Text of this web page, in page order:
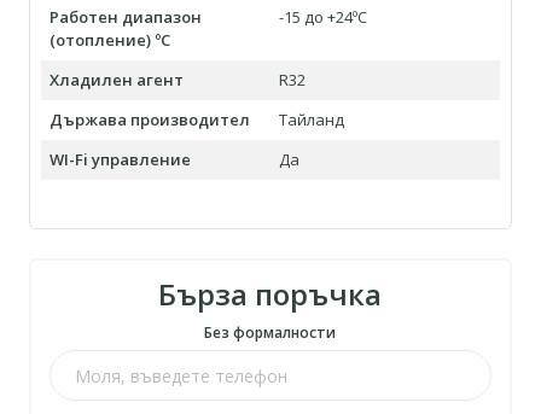
Бърза поръчка
Без формалности
Работен диапазон
(отопление) ºC
-15 до +24ºC
Хладилен агент
R32
Държава производител
Тайланд
WI-Fi управление
Да